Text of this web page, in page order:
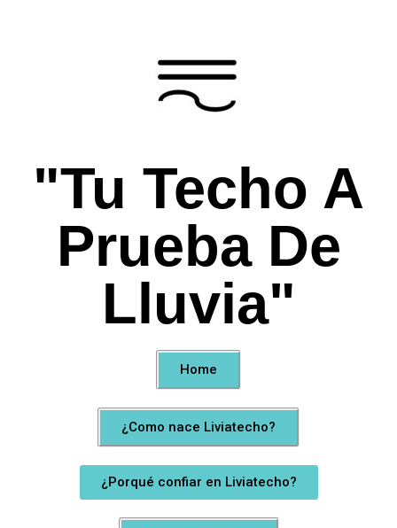
"Tu Techo A
Prueba De
Lluvia"
Home
¿Como nace Liviatecho?
¿Porqué confiar en Liviatecho?